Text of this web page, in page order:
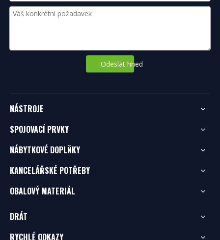
Odeslat hned
NÁSTROJE
SPOJOVACÍ PRVKY
NÁBYTKOVÉ DOPLŇKY
KANCELÁŘSKÉ POTŘEBY
OBALOVÝ MATERIÁL
DRÁT
RYCHLÉ ODKAZY